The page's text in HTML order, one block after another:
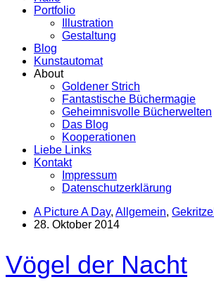
Portfolio
Illustration
Gestaltung
Blog
Kunstautomat
About
Goldener Strich
Fantastische Büchermagie
Geheimnisvolle Bücherwelten
Das Blog
Kooperationen
Liebe Links
Kontakt
Impressum
Datenschutzerklärung
A Picture A Day, Allgemein, Gekritzel
28. Oktober 2014
Vögel der Nacht